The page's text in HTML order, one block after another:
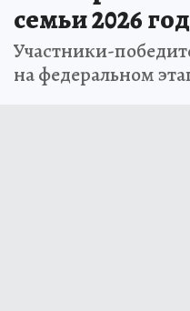
семьи 2026
Участники-
на федеральном